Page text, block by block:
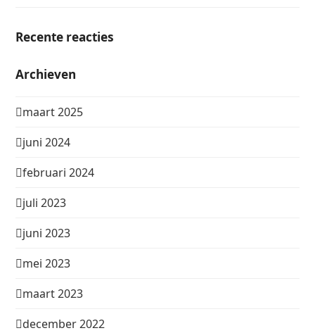
Recente reacties
Archieven
maart 2025
juni 2024
februari 2024
juli 2023
juni 2023
mei 2023
maart 2023
december 2022